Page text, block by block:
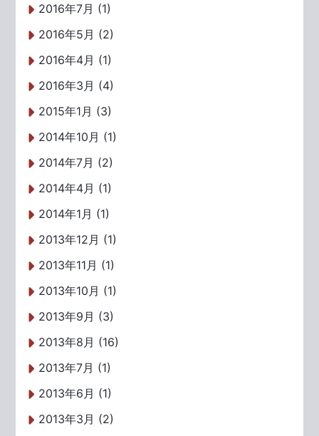
2016年7月 (1)
2016年5月 (2)
2016年4月 (1)
2016年3月 (4)
2015年1月 (3)
2014年10月 (1)
2014年7月 (2)
2014年4月 (1)
2014年1月 (1)
2013年12月 (1)
2013年11月 (1)
2013年10月 (1)
2013年9月 (3)
2013年8月 (16)
2013年7月 (1)
2013年6月 (1)
2013年3月 (2)